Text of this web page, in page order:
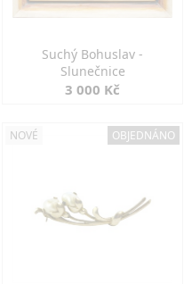
Suchý Bohuslav -
Slunečnice
3 000 Kč
NOVÉ OBJEDNÁNO